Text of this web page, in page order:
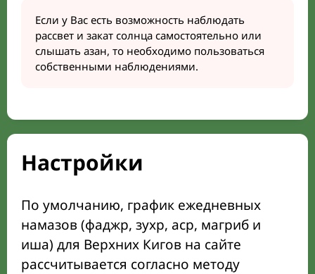
Если у Вас есть возможность наблюдать
рассвет и закат солнца самостоятельно или
слышать азан, то необходимо пользоваться
собственными наблюдениями.
Настройки
По умолчанию, график ежедневных
намазов (фаджр, зухр, аср, магриб и
иша) для Верхних Кигов на сайте
рассчитывается согласно методу